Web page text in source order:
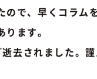
で、早くコラム
ます。
されました。謹